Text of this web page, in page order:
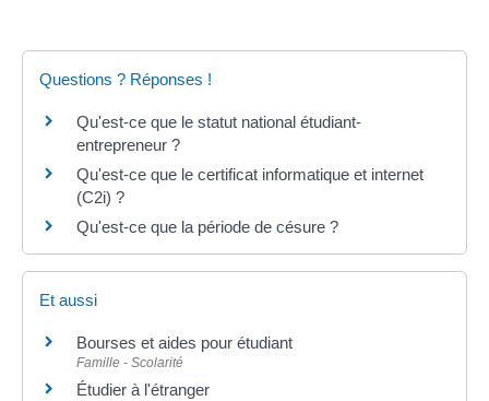
Questions ? Réponses !
Qu'est-ce que le statut national étudiant-
entrepreneur ?
Qu'est-ce que le certificat informatique et internet
(C2i) ?
Qu'est-ce que la période de césure ?
Et aussi
Bourses et aides pour étudiant
Famille - Scolarité
Étudier à l'étranger